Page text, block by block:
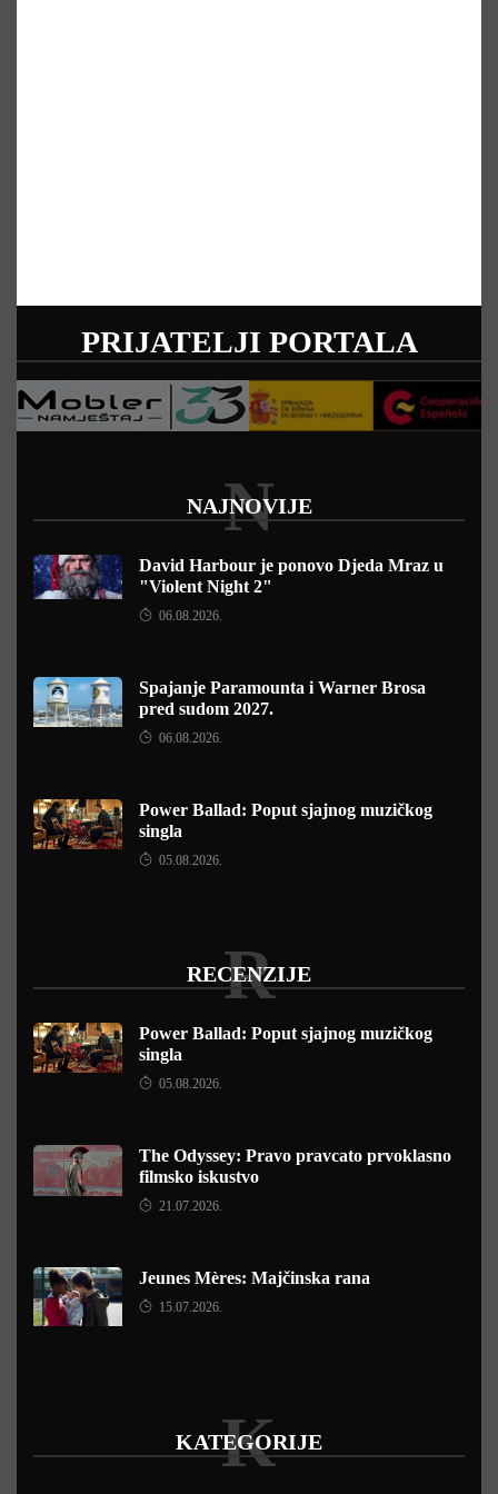
PRIJATELJI PORTALA
NAJNOVIJE
N
David Harbour je ponovo Djeda Mraz u
"Violent Night 2"
06.08.2026.
Spajanje Paramounta i Warner Brosa
pred sudom 2027.
06.08.2026.
Power Ballad: Poput sjajnog muzičkog
singla
05.08.2026.
RECENZIJE
R
Power Ballad: Poput sjajnog muzičkog
singla
05.08.2026.
The Odyssey: Pravo pravcato prvoklasno
filmsko iskustvo
21.07.2026.
Jeunes Mères: Majčinska rana
15.07.2026.
KATEGORIJE
K